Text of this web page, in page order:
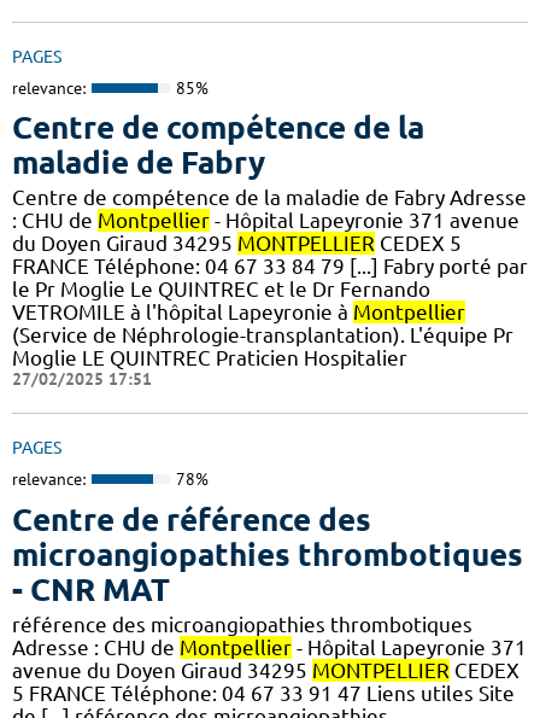
PAGES
relevance: 85%
Centre de compétence de la
maladie de Fabry
Centre de compétence de la maladie de Fabry Adresse
: CHU de Montpellier - Hôpital Lapeyronie 371 avenue
du Doyen Giraud 34295 MONTPELLIER CEDEX 5
FRANCE Téléphone: 04 67 33 84 79 [...] Fabry porté par
le Pr Moglie Le QUINTREC et le Dr Fernando
VETROMILE à l'hôpital Lapeyronie à Montpellier
(Service de Néphrologie-transplantation). L'équipe Pr
Moglie LE QUINTREC Praticien Hospitalier
27/02/2025 17:51
PAGES
relevance: 78%
Centre de référence des
microangiopathies thrombotiques
- CNR MAT
référence des microangiopathies thrombotiques
Adresse : CHU de Montpellier - Hôpital Lapeyronie 371
avenue du Doyen Giraud 34295 MONTPELLIER CEDEX
5 FRANCE Téléphone: 04 67 33 91 47 Liens utiles Site